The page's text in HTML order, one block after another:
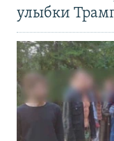
улыбки